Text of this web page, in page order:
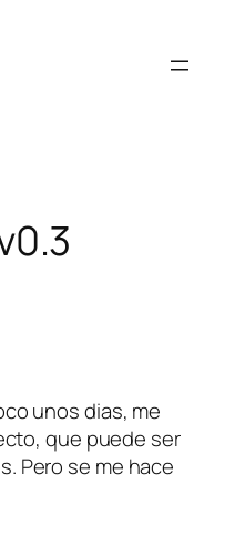
unos dias, me
que puede ser
Pero se me hace